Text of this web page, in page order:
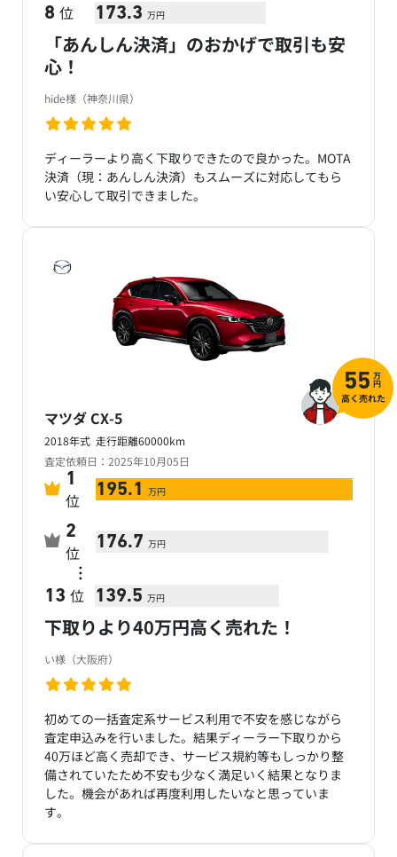
「あんしん決済」のおかげで取引も安
心！
hide様（神奈川県）
ディーラーより高く下取りできたので良かった。MOTA
決済（現：あんしん決済）もスムーズに対応してもら
い安心して取引できました。
8 位 173.3 万円
マツダ CX-5
2018年式 走行距離60000km
査定依頼日：2025年10月05日
下取りより40万円高く売れた！
い様（大阪府）
初めての一括査定系サービス利用で不安を感じながら
査定申込みを行いました。結果ディーラー下取りから
40万ほど高く売却でき、サービス規約等もしっかり整
備されていたため不安も少なく満足いく結果となりま
した。機会があれば再度利用したいなと思っていま
す。
55 万
円
高く売れた
1
位 195.1 万円
2
位 176.7 万円
…
13 位 139.5 万円